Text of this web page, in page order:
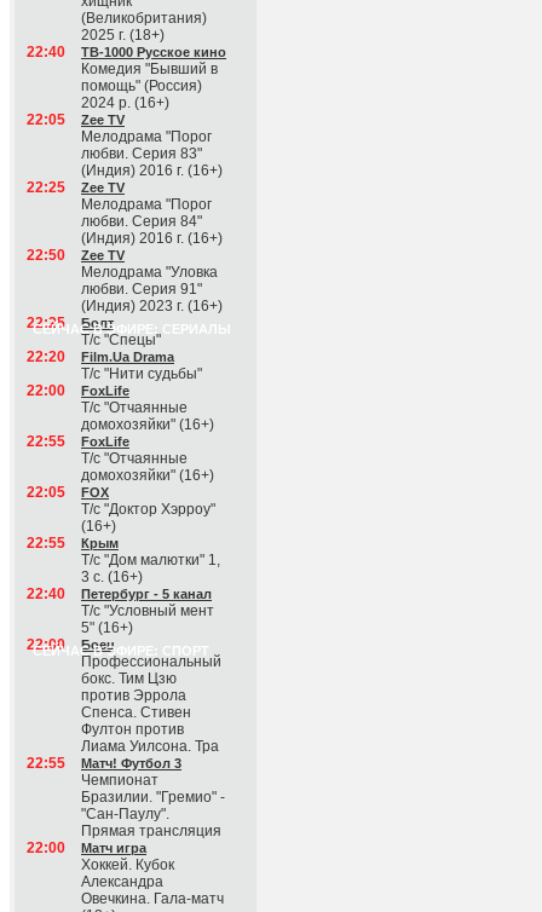
(Великобритания)
2025 г. (18+)
22:40
ТВ-1000 Русское кино
Комедия "Бывший в
помощь" (Россия)
2024 р. (16+)
22:05
Zee TV
Мелодрама "Порог
любви. Серия 83"
(Индия) 2016 г. (16+)
22:25
Zee TV
Мелодрама "Порог
любви. Серия 84"
(Индия) 2016 г. (16+)
22:50
Zee TV
Мелодрама "Уловка
любви. Серия 91"
(Индия) 2023 г. (16+)
СЕЙЧАС В ЭФИРЕ: СЕРИАЛЫ
22:25 Болт
Т/с "Спецы"
22:20
Film.Ua Drama
Т/с "Нити судьбы"
22:00
FoxLife
Т/с "Отчаянные
домохозяйки" (16+)
22:55
FoxLife
Т/с "Отчаянные
домохозяйки" (16+)
22:05
FOX
Т/с "Доктор Хэрроу"
(16+)
22:55
Крым
Т/с "Дом малютки" 1,
3 с. (16+)
22:40
Петербург - 5 канал
Т/с "Условный мент
5" (16+)
СЕЙЧАС В ЭФИРЕ: СПОРТ
22:00 Боец
Профессиональный
бокс. Тим Цзю
против Эррола
Спенса. Стивен
Фултон против
Лиама Уилсона. Тра
22:55
Матч! Футбол 3
Чемпионат
Бразилии. "Гремио" -
"Сан-Паулу".
Прямая трансляция
22:00
Матч игра
Хоккей. Кубок
Александра
Овечкина. Гала-матч